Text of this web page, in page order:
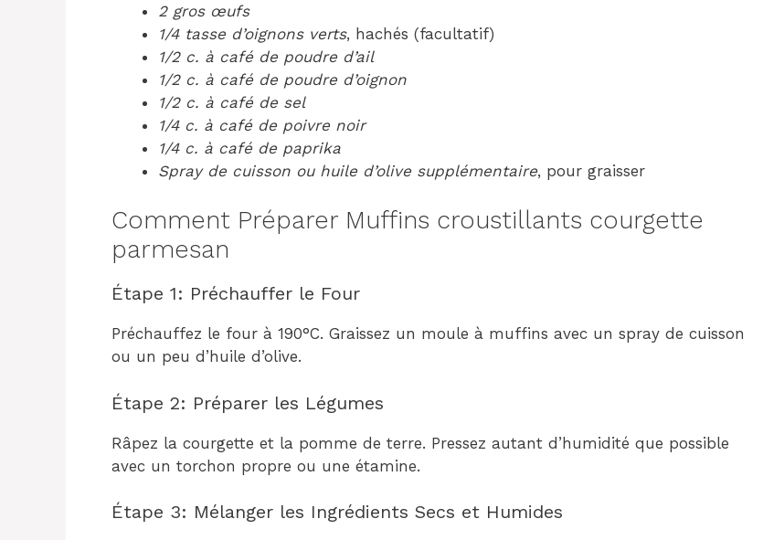
2 gros œufs
1/4 tasse d’oignons verts, hachés (facultatif)
1/2 c. à café de poudre d’ail
1/2 c. à café de poudre d’oignon
1/2 c. à café de sel
1/4 c. à café de poivre noir
1/4 c. à café de paprika
Spray de cuisson ou huile d’olive supplémentaire, pour graisser
Comment Préparer Muffins croustillants courgette
parmesan
Étape 1: Préchauffer le Four
Préchauffez le four à 190°C. Graissez un moule à muffins avec un spray de cuisson
ou un peu d’huile d’olive.
Étape 2: Préparer les Légumes
Râpez la courgette et la pomme de terre. Pressez autant d’humidité que possible
avec un torchon propre ou une étamine.
Étape 3: Mélanger les Ingrédients Secs et Humides